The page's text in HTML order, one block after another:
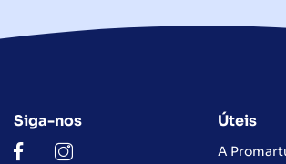
Siga-nos Úteis
A